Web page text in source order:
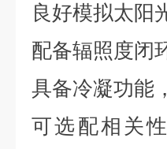
良好模拟太阳
配备辐照度闭
具备冷凝功能
可选配相关